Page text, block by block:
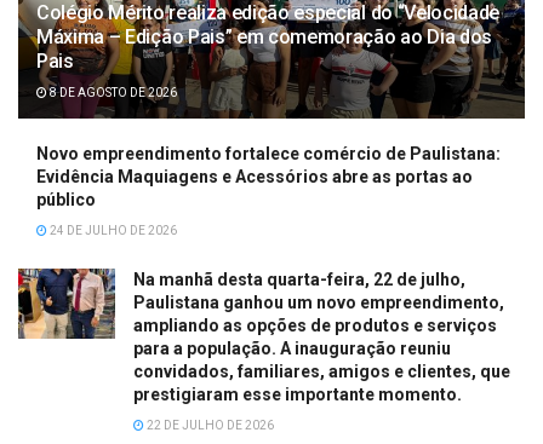
Colégio Mérito realiza edição especial do “Velocidade
Máxima – Edição Pais” em comemoração ao Dia dos
Pais
8 DE AGOSTO DE 2026
Novo empreendimento fortalece comércio de Paulistana:
Evidência Maquiagens e Acessórios abre as portas ao
público
24 DE JULHO DE 2026
Na manhã desta quarta-feira, 22 de julho,
Paulistana ganhou um novo empreendimento,
ampliando as opções de produtos e serviços
para a população. A inauguração reuniu
convidados, familiares, amigos e clientes, que
prestigiaram esse importante momento.
22 DE JULHO DE 2026